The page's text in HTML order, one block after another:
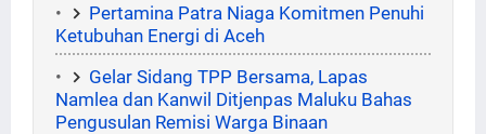
Pertamina Patra Niaga Komitmen Penuhi
Ketubuhan Energi di Aceh
Gelar Sidang TPP Bersama, Lapas
Namlea dan Kanwil Ditjenpas Maluku Bahas
Pengusulan Remisi Warga Binaan